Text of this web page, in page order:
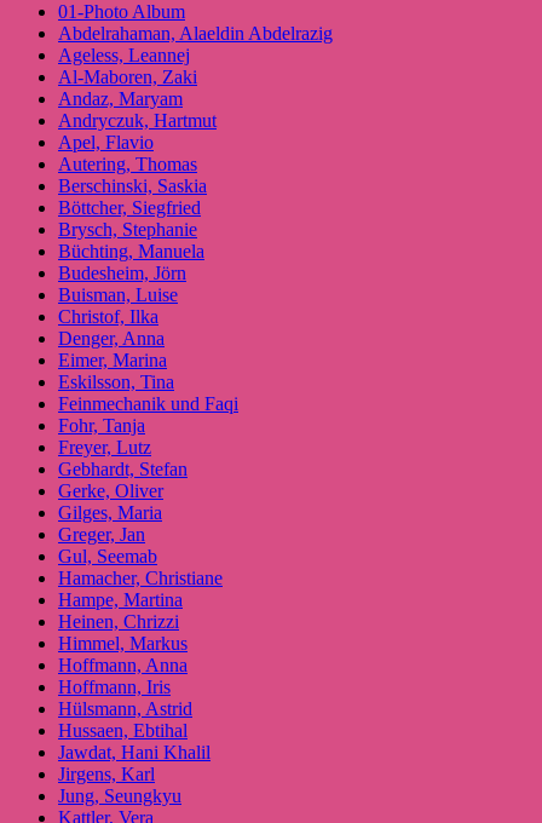
01-Photo Album
Abdelrahaman, Alaeldin Abdelrazig
Ageless, Leannej
Al-Maboren, Zaki
Andaz, Maryam
Andryczuk, Hartmut
Apel, Flavio
Autering, Thomas
Berschinski, Saskia
Böttcher, Siegfried
Brysch, Stephanie
Büchting, Manuela
Budesheim, Jörn
Buisman, Luise
Christof, Ilka
Denger, Anna
Eimer, Marina
Eskilsson, Tina
Feinmechanik und Faqi
Fohr, Tanja
Freyer, Lutz
Gebhardt, Stefan
Gerke, Oliver
Gilges, Maria
Greger, Jan
Gul, Seemab
Hamacher, Christiane
Hampe, Martina
Heinen, Chrizzi
Himmel, Markus
Hoffmann, Anna
Hoffmann, Iris
Hülsmann, Astrid
Hussaen, Ebtihal
Jawdat, Hani Khalil
Jirgens, Karl
Jung, Seungkyu
Kattler, Vera